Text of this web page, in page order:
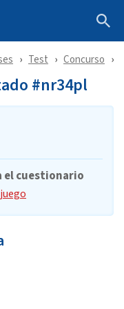
Test Concurso
#nr34pl
el cuestionario